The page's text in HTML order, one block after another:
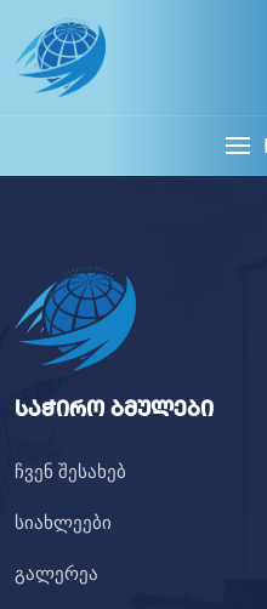
საჭირო ბმულები
ჩვენ შესახებ
სიახლეები
გალერეა